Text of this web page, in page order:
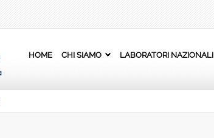
HOME CHI SIAMO LABORATORI NAZIONALI